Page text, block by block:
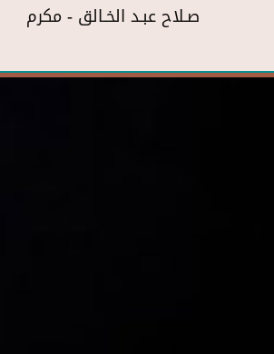
صـلاح عبـد الخـالق - مكرم